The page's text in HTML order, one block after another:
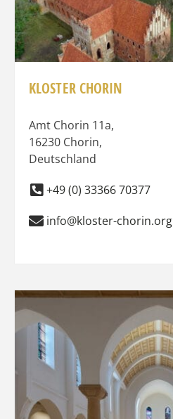
KLOSTER CHORIN
Amt Chorin 11a,
16230 Chorin,
Deutschland
+49 (0) 33366 70377
info@kloster-chorin.org